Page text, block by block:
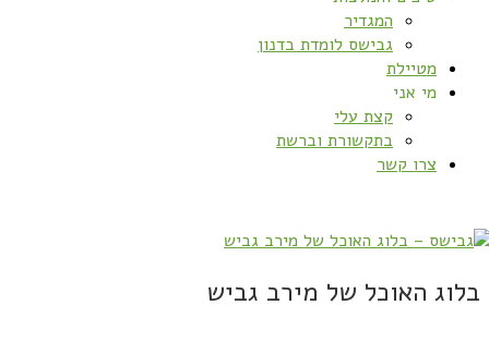
המגדיר
גבישס לומדת בדנון
מטיילת
מי אני
קצת עלי
בתקשורת וברשת
צרו קשר
בלוג האוכל של מירב גביש